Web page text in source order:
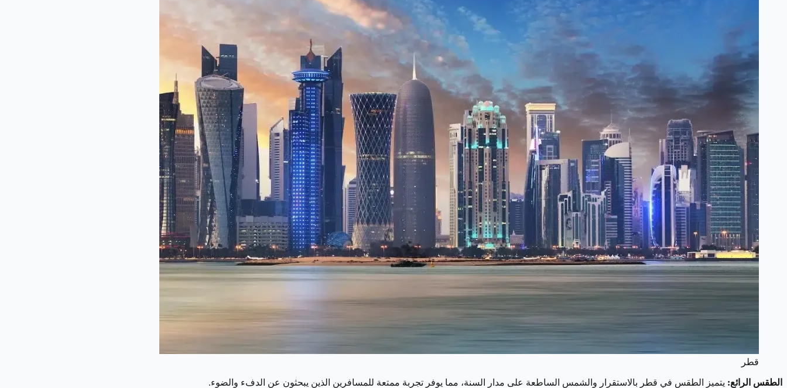
قطر
الطقس الرائع: يتميز الطقس في قطر بالاستقرار والشمس الساطعة على مدار السنة، مما يوفر تجربة ممتعة للمسافرين الذين يبحثون عن الدفء والضوء.